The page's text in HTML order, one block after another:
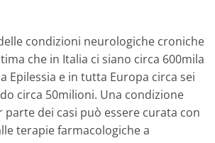
delle condizioni neurologiche croniche
che in Italia ci siano circa 600mila
Epilessia e in tutta Europa circa sei
circa 50milioni. Una condizione
parte dei casi può essere curata con
terapie farmacologiche a